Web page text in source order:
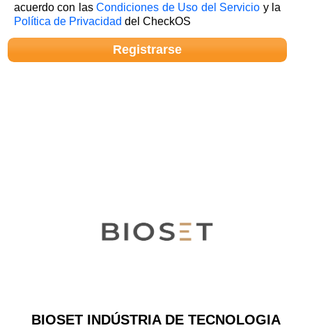
acuerdo con lasCondiciones de Uso del Servicio y la
Política de Privacidad del CheckOS
BIOSET INDÚSTRIA DE TECNOLOGIA